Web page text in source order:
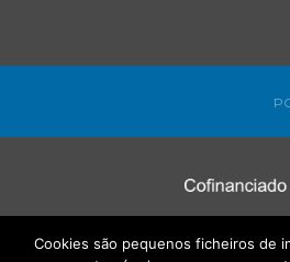
Cookies são pequenos ficheiros de